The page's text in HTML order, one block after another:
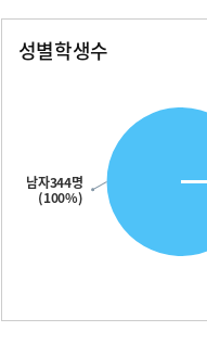
성별학생수
남자344명
(100%)